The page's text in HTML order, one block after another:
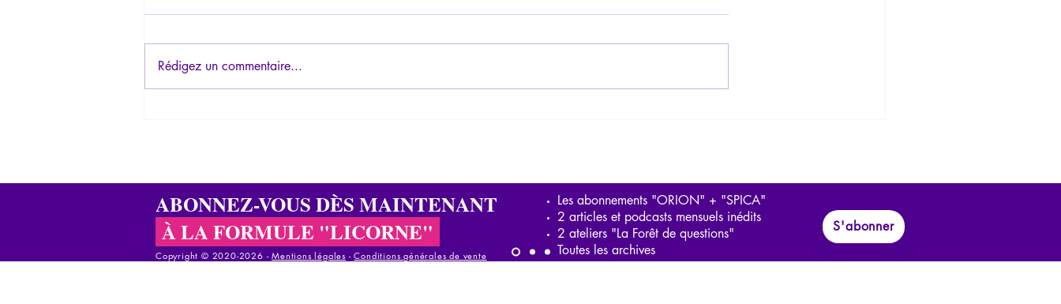
Rédigez un commentaire...
ABONNEZ-VOUS DÈS MAINTENANT
À LA FORMULE "LICORNE"
Copyright © 2020-2026 - ​Mentions légales -Conditions générales de vente
Les abonnements "ORION" + "SPICA"
2 articles et podcasts mensuels inédits
2 ateliers "La Forêt de questions"
Toutes les archives
S'abonner